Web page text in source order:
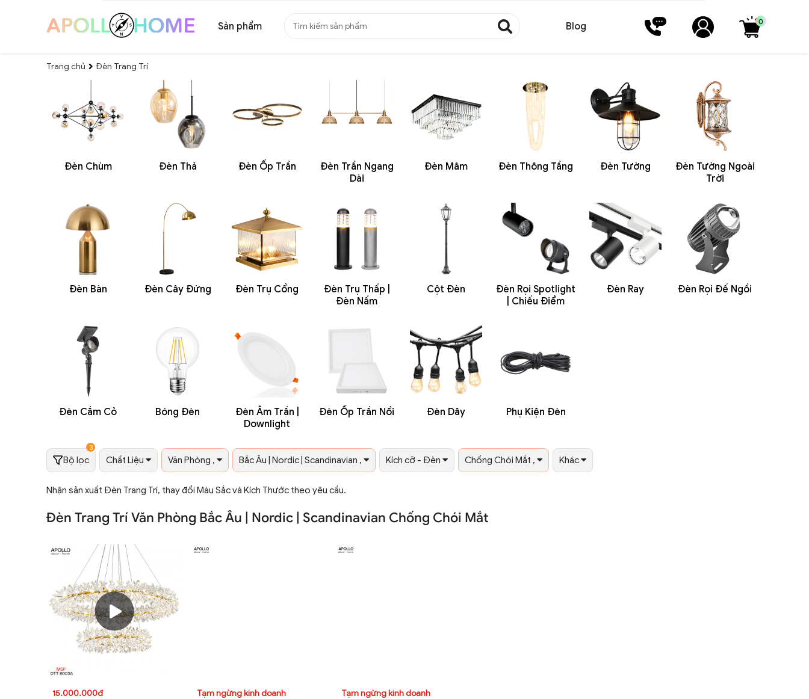
Sản phẩm Blog 0
Trang chủ Đèn Trang Trí
Đèn Chùm Đèn Thả Đèn Ốp Trần
Đèn Trần Ngang
Dài
Đèn Mâm Đèn Thông Tầng Đèn Tường
Đèn Tường Ngoài
Trời
Đèn Bàn Đèn Cây Đứng Đèn Trụ Cổng
Đèn Trụ Thấp |
Đèn Nấm
Cột Đèn
Đèn Rọi Spotlight
| Chiếu Điểm
Đèn Ray Đèn Rọi Đế Ngồi
Đèn Cắm Cỏ Bóng Đèn
Đèn Âm Trần |
Downlight
Đèn Ốp Trần Nổi Đèn Dây Phụ Kiện Đèn
Bộ lọc
3
Chất Liệu Văn Phòng , Bắc Âu | Nordic | Scandinavian , Kích cỡ - Đèn Chống Chói Mắt , Khác
Nhận sản xuất Đèn Trang Trí, thay đổi Màu Sắc và Kích Thước theo yêu cầu.
Đèn Trang Trí Văn Phòng Bắc Âu | Nordic | Scandinavian Chống Chói Mắt
15.000.000đ
Tạm ngừng kinh doanh
Tạm ngừng kinh doanh